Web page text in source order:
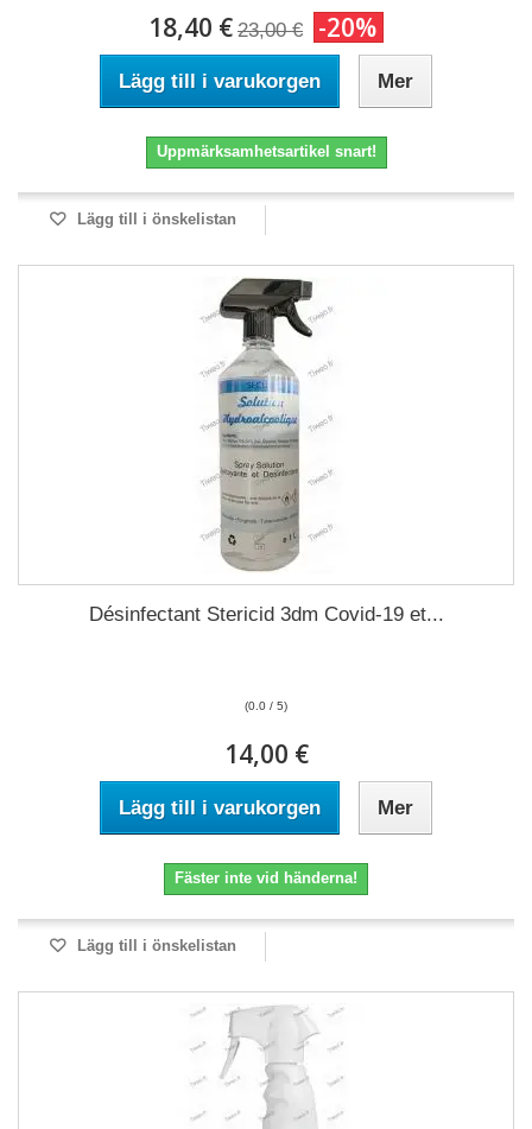
18,40 € 23,00 € -20%
Lägg till i varukorgen Mer
Uppmärksamhetsartikel snart!
Lägg till i önskelistan
Désinfectant Stericid 3dm Covid-19 et...
(0.0 / 5)
14,00 €
Lägg till i varukorgen Mer
Fäster inte vid händerna!
Lägg till i önskelistan